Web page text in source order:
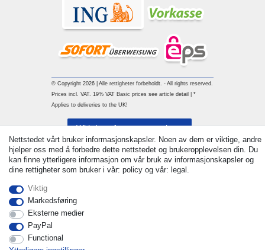
© Copyright 2026 | Alle rettigheter forbeholdt. - All rights reserved.
Prices incl. VAT. 19% VAT Basic prices see article detail | *
Applies to deliveries to the UK!
Nettstedet vårt bruker informasjonskapsler. Noen av dem er viktige, andre
hjelper oss med å forbedre dette nettstedet og brukeropplevelsen din. Du
kan finne ytterligere informasjon om vår bruk av informasjonskapsler og
dine rettigheter som bruker i vår: policy og vår: legal.
Viktig
Markedsføring
Eksterne medier
PayPal
Functional
Withdraw from contract here
Ta kontakt med